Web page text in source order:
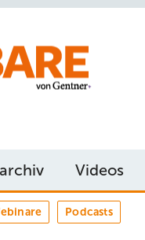
Videos
Podcasts